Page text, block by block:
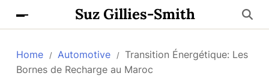
Suz Gillies-Smith
Home Automotive
Transition Énergétique: Les
Bornes de Recharge au Maroc